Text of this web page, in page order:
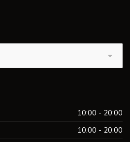
10:00 - 20:00
10:00 - 20:00